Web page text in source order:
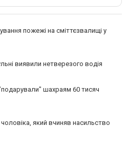
пожежі на сміттєзвалищі у
виявили нетверезого водія
шахраям 60 тисяч
чоловіка, який вчиняв насильство